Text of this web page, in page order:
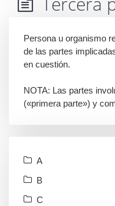
Persona u organismo
de las partes
en cuestión.
NOTA: Las partes
(«primera parte») y
A
B
C